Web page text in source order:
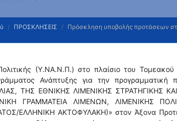
ΠΡΟΣΚΛΗΣΕΙΣ Πρόσκληση υποβολής προτάσεων
(Υ.ΝΑ.Ν.Π.) στο πλαίσιο του
Ανάπτυξης για την προγραμματική
ΤΗΣ ΕΘΝΙΚΗΣ ΛΙΜΕΝΙΚΗΣ ΣΤΡΑΤΗΓΙΚΗΣ
ΓΡΑΜΜΑΤΕΙΑ ΛΙΜΕΝΩΝ, ΛΙΜΕΝΙΚΗΣ
ΕΛΛΗΝΙΚΗ ΑΚΤΟΦΥΛΑΚΗ)» στον Άξονα